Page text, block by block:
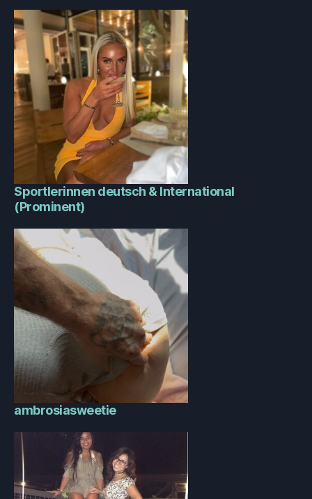
Sportlerinnen deutsch & International
(Prominent)
ambrosiasweetie